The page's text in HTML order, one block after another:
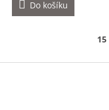
Do košíku
15
Z